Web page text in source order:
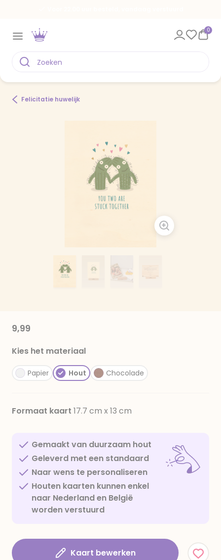
0
Felicitatie huwelijk
9,99
Kies het materiaal
Papier Hout Chocolade
Formaat kaart 17.7 cm x 13 cm
Gemaakt van duurzaam hout
Geleverd met een standaard
Naar wens te personaliseren
Houten kaarten kunnen enkel
naar Nederland en België
worden verstuurd
Kaart bewerken